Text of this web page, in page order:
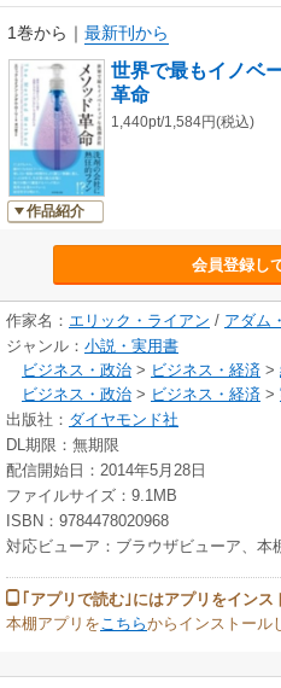
1巻から ｜ 最新刊から
作品紹介
世界で最もイノベ
革命
1,440pt/1,584円(税込)
会員登録し
作家名： エリック・ライアン / アダム
ジャンル： 小説・実用書
ビジネス・政治 > ビジネス・経済 >
ビジネス・政治 > ビジネス・経済 >
出版社： ダイヤモンド社
DL期限：無期限
配信開始日：2014年5月28日
ファイルサイズ：9.1MB
ISBN：9784478020968
対応ビューア：ブラウザビューア、本
｢アプリで読む｣にはアプリをインス
本棚アプリを こちらからインストール